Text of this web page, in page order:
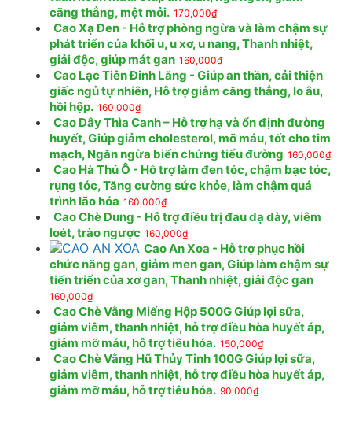
căng thẳng, mệt mỏi. 170,000₫
Cao Xạ Đen - Hỗ trợ phòng ngừa và làm chậm sự
phát triển của khối u, u xơ, u nang, Thanh nhiệt,
giải độc, giúp mát gan 160,000₫
Cao Lạc Tiên Đinh Lăng - Giúp an thần, cải thiện
giấc ngủ tự nhiên, Hỗ trợ giảm căng thẳng, lo âu,
hồi hộp. 160,000₫
Cao Dây Thìa Canh – Hỗ trợ hạ và ổn định đường
huyết, Giúp giảm cholesterol, mỡ máu, tốt cho tim
mạch, Ngăn ngừa biến chứng tiểu đường 160,000₫
Cao Hà Thủ Ô - Hỗ trợ làm đen tóc, chậm bạc tóc,
rụng tóc, Tăng cường sức khỏe, làm chậm quá
trình lão hóa 160,000₫
Cao Chè Dung - Hỗ trợ điều trị đau dạ dày, viêm
loét, trào ngược 160,000₫
Cao An Xoa - Hỗ trợ phục hồi
chức năng gan, giảm men gan, Giúp làm chậm sự
tiến triển của xơ gan, Thanh nhiệt, giải độc gan
160,000₫
Cao Chè Vằng Miếng Hộp 500G Giúp lợi sữa,
giảm viêm, thanh nhiệt, hỗ trợ điều hòa huyết áp,
giảm mỡ máu, hỗ trợ tiêu hóa. 150,000₫
Cao Chè Vằng Hũ Thủy Tinh 100G Giúp lợi sữa,
giảm viêm, thanh nhiệt, hỗ trợ điều hòa huyết áp,
giảm mỡ máu, hỗ trợ tiêu hóa. 90,000₫